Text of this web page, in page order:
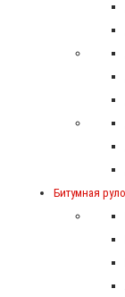
Битумная